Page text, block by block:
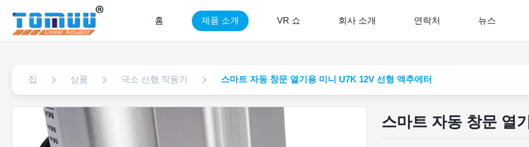
홈 제품 소개 VR 쇼 회사 소개 연락처 뉴스
집 상품 극소 선형 작동기 스마트 자동 창문 열기용 미니 U7K 12V 선형 액추에터
스마트 자동 창문 열